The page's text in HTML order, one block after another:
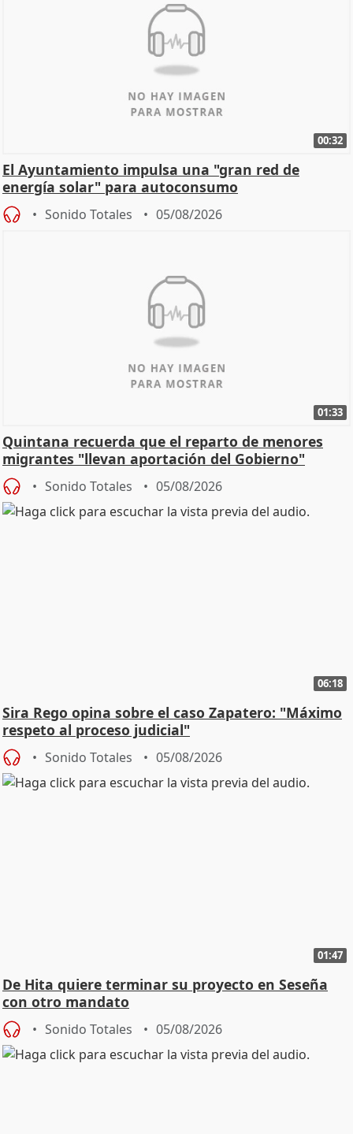
00:32
El Ayuntamiento impulsa una "gran red de
energía solar" para autoconsumo
Sonido Totales 05/08/2026
01:33
Quintana recuerda que el reparto de menores
migrantes "llevan aportación del Gobierno"
central
Sonido Totales 05/08/2026
06:18
Sira Rego opina sobre el caso Zapatero: "Máximo
respeto al proceso judicial"
Sonido Totales 05/08/2026
01:47
De Hita quiere terminar su proyecto en Seseña
con otro mandato
Sonido Totales 05/08/2026